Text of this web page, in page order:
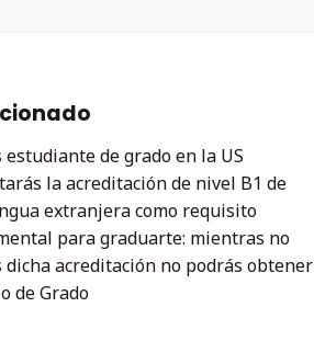
estudiante de grado en la US
la acreditación de nivel B1 de
extranjera como requisito
para graduarte: mientras no
dicha acreditación no podrás obtener
de Grado